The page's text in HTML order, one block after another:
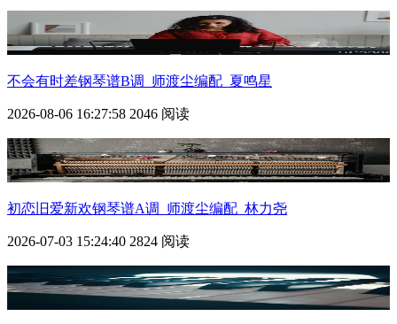
不会有时差钢琴谱B调_师渡尘编配_夏鸣星
2026-08-06 16:27:58 2046 阅读
初恋旧爱新欢钢琴谱A调_师渡尘编配_林力尧
2026-07-03 15:24:40 2824 阅读